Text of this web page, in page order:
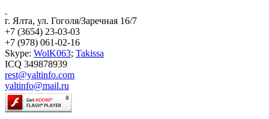
г. Ялта, ул. Гоголя/Заречная 16/7
+7 (3654) 23-03-03
+7 (978) 061-02-16
Skype: WolK063; Takissa
ICQ 349878939
rest@yaltinfo.com
yaltinfo@mail.ru